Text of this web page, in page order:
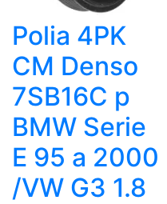
Polia 4PK
CM Denso
7SB16C p
BMW Serie
E 95 a 2000
/VW G3 1.8